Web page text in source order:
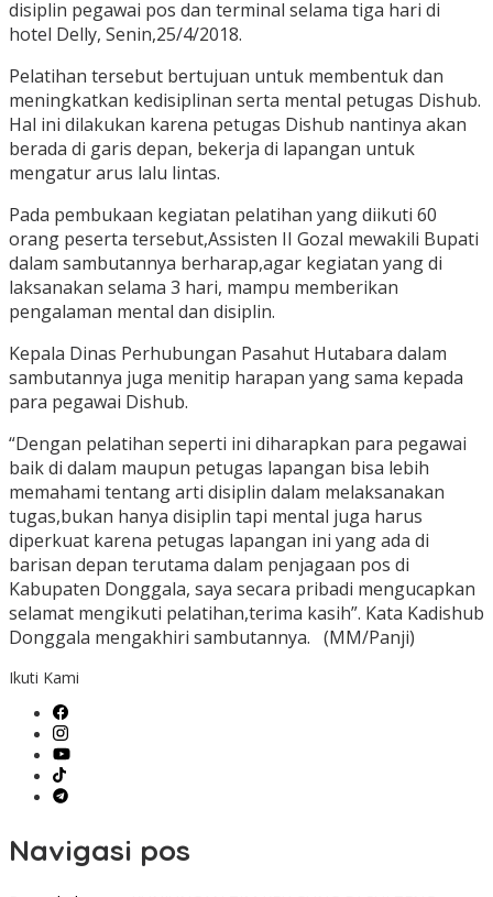
disiplin pegawai pos dan terminal selama tiga hari di
hotel Delly, Senin,25/4/2018.
Pelatihan tersebut bertujuan untuk membentuk dan
meningkatkan kedisiplinan serta mental petugas Dishub.
Hal ini dilakukan karena petugas Dishub nantinya akan
berada di garis depan, bekerja di lapangan untuk
mengatur arus lalu lintas.
Pada pembukaan kegiatan pelatihan yang diikuti 60
orang peserta tersebut,Assisten II Gozal mewakili Bupati
dalam sambutannya berharap,agar kegiatan yang di
laksanakan selama 3 hari, mampu memberikan
pengalaman mental dan disiplin.
Kepala Dinas Perhubungan Pasahut Hutabara dalam
sambutannya juga menitip harapan yang sama kepada
para pegawai Dishub.
“Dengan pelatihan seperti ini diharapkan para pegawai
baik di dalam maupun petugas lapangan bisa lebih
memahami tentang arti disiplin dalam melaksanakan
tugas,bukan hanya disiplin tapi mental juga harus
diperkuat karena petugas lapangan ini yang ada di
barisan depan terutama dalam penjagaan pos di
Kabupaten Donggala, saya secara pribadi mengucapkan
selamat mengikuti pelatihan,terima kasih”. Kata Kadishub
Donggala mengakhiri sambutannya. (MM/Panji)
Ikuti Kami
Navigasi pos